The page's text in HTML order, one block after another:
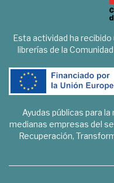
Esta actividad ha recibido
librerías de la
Ayudas públicas para
medianas empresas del
Recuperación,